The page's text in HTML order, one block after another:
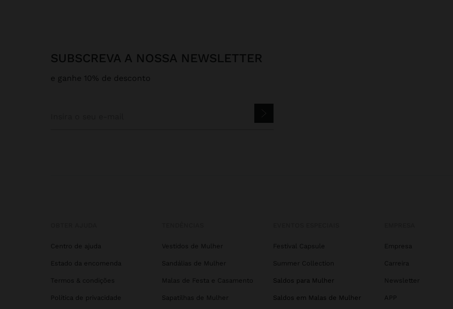
SUBSCREVA A NOSSA NEWSLETTER
e ganhe 10% de desconto
Centro de ajuda
Estado da encomenda
Termos & condições
Política de privacidade
Vestidos de Mulher
Sandálias de Mulher
Malas de Festa e Casamento
Sapatilhas de Mulher
Festival Capsule
Summer Collection
Saldos para Mulher
Saldos em Malas de Mulher
Empresa
Carreira
Newsletter
APP